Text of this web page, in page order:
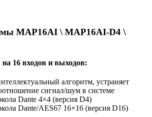
MAP16AI \ MAP16AI-D4 \
16 входов и выходов:
алгоритм, устраняет
сигнал/шум в системе
Dante 4×4 (версия D4)
Dante/AES67 16×16 (версия D16)